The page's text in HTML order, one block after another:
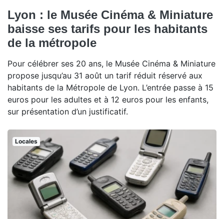
Lyon : le Musée Cinéma & Miniature
baisse ses tarifs pour les habitants
de la métropole
Pour célébrer ses 20 ans, le Musée Cinéma & Miniature
propose jusqu’au 31 août un tarif réduit réservé aux
habitants de la Métropole de Lyon. L’entrée passe à 15
euros pour les adultes et à 12 euros pour les enfants,
sur présentation d’un justificatif.
Locales